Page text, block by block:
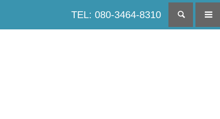
TEL: 080-3464-8310 検索